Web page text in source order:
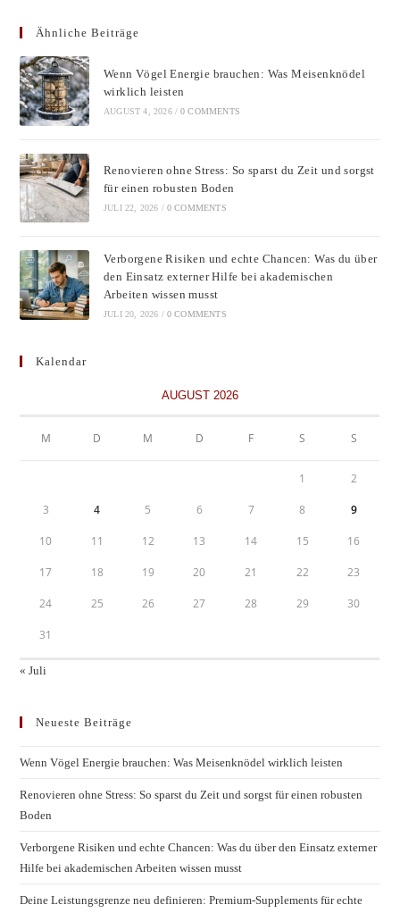
Ähnliche Beiträge
Wenn Vögel Energie brauchen: Was Meisenknödel
wirklich leisten
AUGUST 4, 2026 / 0 COMMENTS
Renovieren ohne Stress: So sparst du Zeit und sorgst
für einen robusten Boden
JULI 22, 2026 / 0 COMMENTS
Verborgene Risiken und echte Chancen: Was du über
den Einsatz externer Hilfe bei akademischen
Arbeiten wissen musst
JULI 20, 2026 / 0 COMMENTS
Kalendar
AUGUST 2026
M D M D F S S
1 2
3 4 5 6 7 8 9
10 11 12 13 14 15 16
17 18 19 20 21 22 23
24 25 26 27 28 29 30
31
« Juli
Neueste Beiträge
Wenn Vögel Energie brauchen: Was Meisenknödel wirklich leisten
Renovieren ohne Stress: So sparst du Zeit und sorgst für einen robusten
Boden
Verborgene Risiken und echte Chancen: Was du über den Einsatz externer
Hilfe bei akademischen Arbeiten wissen musst
Deine Leistungsgrenze neu definieren: Premium-Supplements für echte